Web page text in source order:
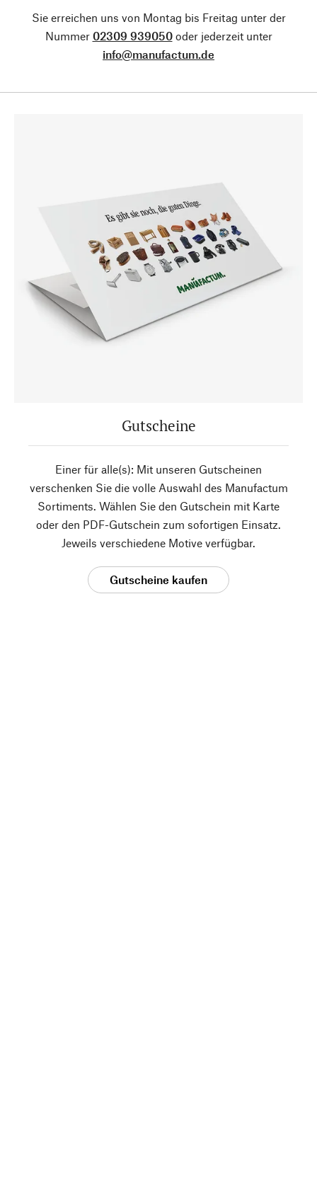
Sie erreichen uns von Montag bis Freitag unter der
Nummer 02309 939050oder jederzeit unter
info@manufactum.de
Gutscheine
Einer für alle(s): Mit unseren Gutscheinen
verschenken Sie die volle Auswahl des Manufactum
Sortiments. Wählen Sie den Gutschein mit Karte
oder den PDF-Gutschein zum sofortigen Einsatz.
Jeweils verschiedene Motive verfügbar.
Gutscheine kaufen